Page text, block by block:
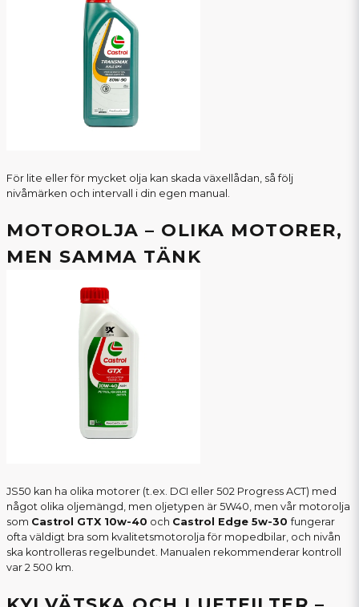
För lite eller för mycket olja kan skada växellådan, så följ
nivåmärken och intervall i din egen manual.
MOTOROLJA – OLIKA MOTORER,
MEN SAMMA TÄNK
JS50 kan ha olika motorer (t.ex. DCI eller 502 Progress ACT) med
något olika oljemängd, men oljetypen är 5W40, men vår motorolja
som Castrol GTX 10w-40 och Castrol Edge 5w-30fungerar
ofta väldigt bra som kvalitetsmotorolja för mopedbilar, och nivån
ska kontrolleras regelbundet. Manualen rekommenderar kontroll
var 2 500 km.